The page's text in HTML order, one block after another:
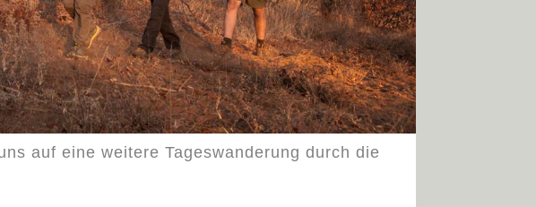
auf eine weitere Tageswanderung durch die